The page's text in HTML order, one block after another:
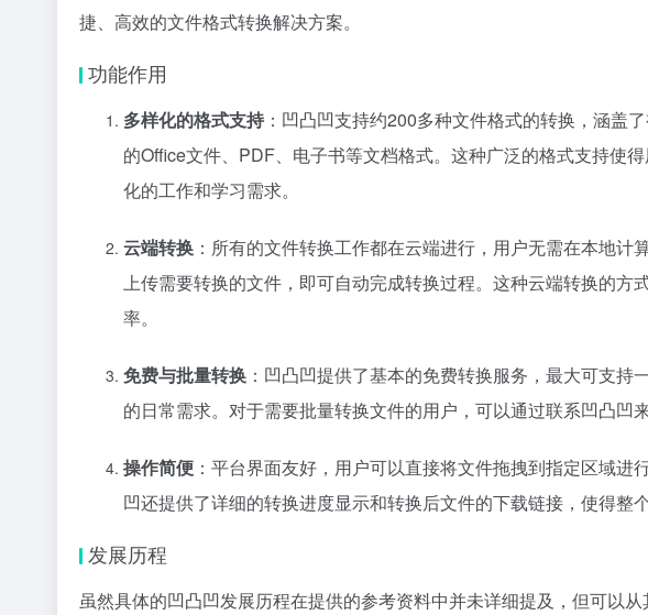
捷、高效的文件格式转换解决方案。
功能作用
多样化的格式支持 ：凹凸凹支持约200多种文件格式的转换，涵盖
的Office文件、PDF、电子书等文档格式。这种广泛的格式支持使
化的工作和学习需求。
云端转换 ：所有的文件转换工作都在云端进行，用户无需在本地计
上传需要转换的文件，即可自动完成转换过程。这种云端转换的方
率。
免费与批量转换 ：凹凸凹提供了基本的免费转换服务，最大可支
的日常需求。对于需要批量转换文件的用户，可以通过联系凹凸凹
操作简便 ：平台界面友好，用户可以直接将文件拖拽到指定区域
凹还提供了详细的转换进度显示和转换后文件的下载链接，使得整
发展历程
虽然具体的凹凸凹发展历程在提供的参考资料中并未详细提及，但可以